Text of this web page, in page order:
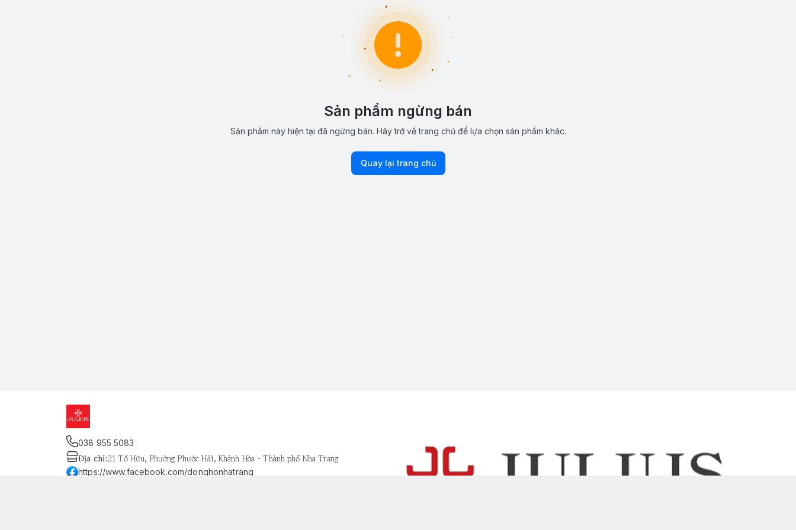
Sản phẩm ngừng bán
Sản phẩm này hiện tại đã ngừng bán. Hãy trở về trang chủ để lựa chọn sản phẩm khác.
Quay lại trang chủ
038 955 5083
Địa chỉ:21 Tố Hữu, Phường Phước Hải, Khánh Hòa - Thành phố Nha Trang
https://www.facebook.com/donghonhatrang